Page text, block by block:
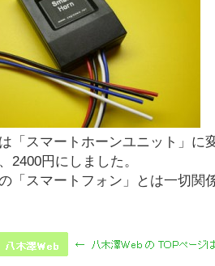
「スマートホーンユニット」に
2400円にしました。
「スマートフォン」とは一切関